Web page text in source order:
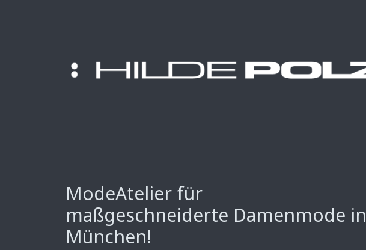
ModeAtelier für
maßgeschneiderte Damenmode in
München!